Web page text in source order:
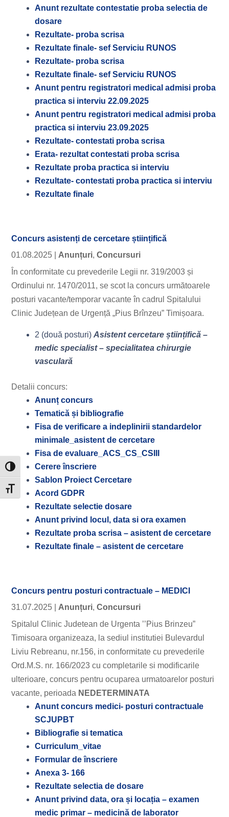
Toggle High Contrast
Toggle Font size
Anunt rezultate contestatie proba selectia de
dosare
Rezultate- proba scrisa
Rezultate finale- sef Serviciu RUNOS
Rezultate- proba scrisa
Rezultate finale- sef Serviciu RUNOS
Anunt pentru registratori medical admisi proba
practica si interviu 22.09.2025
Anunt pentru registratori medical admisi proba
practica si interviu 23.09.2025
Rezultate- contestati proba scrisa
Erata- rezultat contestati proba scrisa
Rezultate proba practica si interviu
Rezultate- contestati proba practica si interviu
Rezultate finale
Concurs asistenți de cercetare științifică
01.08.2025
Anunțuri,Concursuri
În conformitate cu prevederile Legii nr. 319/2003 și
Ordinului nr. 1470/2011, se scot la concurs următoarele
posturi vacante/temporar vacante în cadrul Spitalului
Clinic Județean de Urgență „Pius Brînzeu” Timișoara.
2 (două posturi)Asistent cercetare științifică –
medic specialist – specialitatea chirurgie
vasculară
Detalii concurs:
Anunț concurs
Tematică și bibliografie
Fisa de verificare a indeplinirii standardelor
minimale_asistent de cercetare
Fisa de evaluare_ACS_CS_CSIII
Cerere înscriere
Sablon Proiect Cercetare
Acord GDPR
Rezultate selectie dosare
Anunt privind locul, data si ora examen
Rezultate proba scrisa – asistent de cercetare
Rezultate finale – asistent de cercetare
Concurs pentru posturi contractuale – MEDICI
31.07.2025
Anunțuri,Concursuri
Spitalul Clinic Judetean de Urgenta ’’Pius Brinzeu”
Timisoara organizeaza, la sediul institutiei Bulevardul
Liviu Rebreanu, nr.156, in conformitate cu prevederile
Ord.M.S. nr. 166/2023 cu completarile si modificarile
ulterioare, concurs pentru ocuparea urmatoarelor posturi
vacante, perioada NEDETERMINATA
Anunt concurs medici- posturi contractuale
SCJUPBT
Bibliografie si tematica
Curriculum_vitae
Formular de înscriere
Anexa 3- 166
Rezultate selectia de dosare
Anunt privind data, ora și locația – examen
medic primar – medicină de laborator